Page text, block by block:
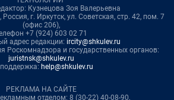
Кузнецова Зоя Валерьевна
г. Иркутск, ул. Советская, стр. 42, пом. 7
(офис 206),
+7 (924) 603 02 71
адрес редакции: ircity@shkulev.ru
Роскомнадзора и государственных органов:
juristnsk@shkulev.ru
help@shkulev.ru
РЕКЛАМА НА САЙТЕ
отделом: 8 (30-22) 40-08-90,